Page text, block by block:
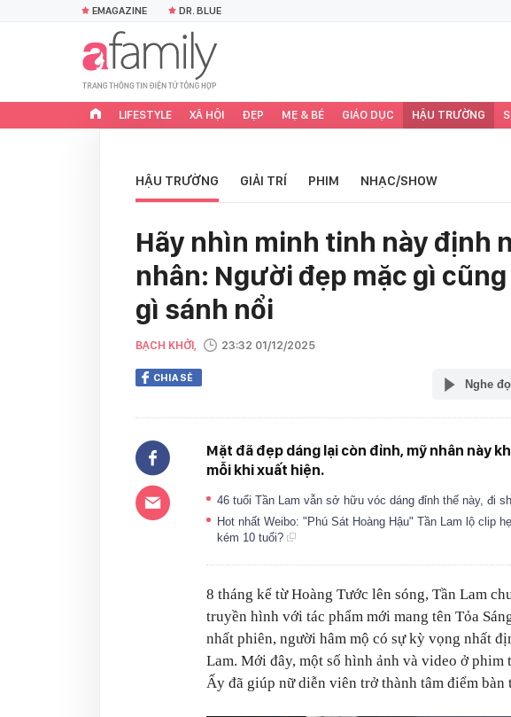
EMAGAZINE DR. BLUE
LIFESTYLE XÃ HỘI ĐẸP MẸ & BÉ GIÁO DỤC HẬU TRƯỜNG
HẬU TRƯỜNG GIẢI TRÍ PHIM NHẠC/SHOW
Hãy nhìn minh tinh này định
nhân: Người đẹp mặc gì
gì sánh nổi
BẠCH KHỞI, 23:32 01/12/2025
CHIA SẺ Nghe
Mặt đã đẹp dáng lại còn đỉnh, mỹ nhân này
mỗi khi xuất hiện.
46 tuổi Tần Lam vẫn sở hữu vóc dáng đỉnh thế này, đi
Hot nhất Weibo: "Phú Sát Hoàng Hậu" Tần Lam lộ clip
kém 10 tuổi?
8 tháng kể từ Hoàng Tước lên sóng, Tần Lam
truyền hình với tác phẩm mới mang tên Tỏa
nhất phiên, người hâm mộ có sự kỳ vọng nhất
Lam. Mới đây, một số hình ảnh và video ở phim
Ấy đã giúp nữ diễn viên trở thành tâm điểm bàn